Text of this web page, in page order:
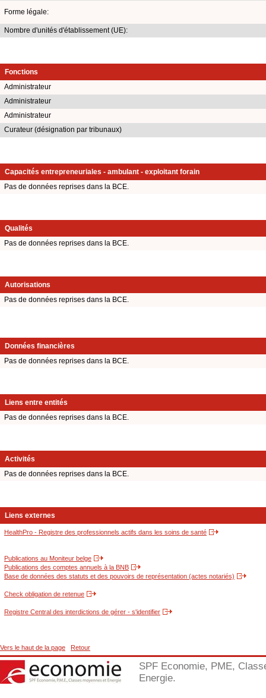
Forme légale:
Nombre d'unités d'établissement (UE):
Fonctions
Administrateur
Administrateur
Administrateur
Curateur (désignation par tribunaux)
Capacités entrepreneuriales - ambulant - exploitant forain
Pas de données reprises dans la BCE.
Qualités
Pas de données reprises dans la BCE.
Autorisations
Pas de données reprises dans la BCE.
Données financières
Pas de données reprises dans la BCE.
Liens entre entités
Pas de données reprises dans la BCE.
Activités
Pas de données reprises dans la BCE.
Liens externes
HealthPro - Registre des professionnels actifs dans les soins de santé
Publications au Moniteur belge
Publications des comptes annuels à la BNB
Base de données des statuts et des pouvoirs de représentation (actes notariés)
Check obligation de retenue
Registre Central des interdictions de gérer - s'identifier
Vers le haut de la page Retour
SPF Economie, PME,
Energie.